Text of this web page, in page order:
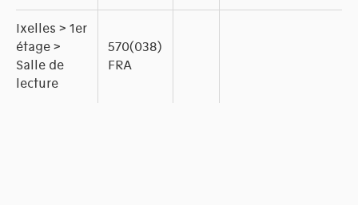
Ixelles > 1er
étage >
Salle de
lecture
570(038)
FRA